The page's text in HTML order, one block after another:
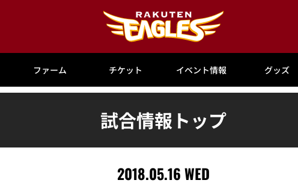
ファーム チケット イベント情報 グッズ
試合情報トップ
2018.05.16 WED